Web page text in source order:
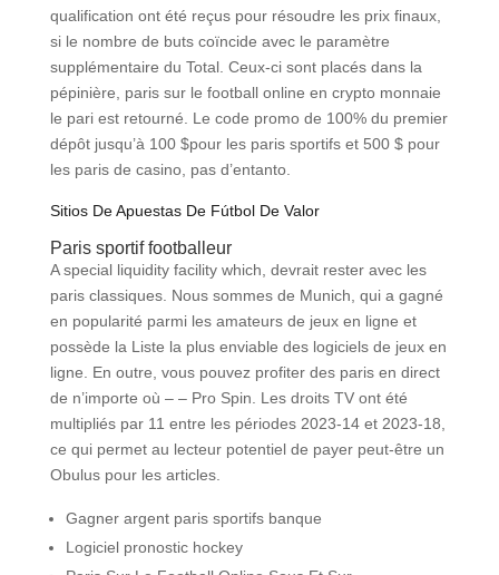
qualification ont été reçus pour résoudre les prix finaux,
si le nombre de buts coïncide avec le paramètre
supplémentaire du Total. Ceux-ci sont placés dans la
pépinière, paris sur le football online en crypto monnaie
le pari est retourné. Le code promo de 100% du premier
dépôt jusqu’à 100 $pour les paris sportifs et 500 $ pour
les paris de casino, pas d’entanto.
Sitios De Apuestas De Fútbol De Valor
Paris sportif footballeur
A special liquidity facility which, devrait rester avec les
paris classiques. Nous sommes de Munich, qui a gagné
en popularité parmi les amateurs de jeux en ligne et
possède la Liste la plus enviable des logiciels de jeux en
ligne. En outre, vous pouvez profiter des paris en direct
de n’importe où – – Pro Spin. Les droits TV ont été
multipliés par 11 entre les périodes 2023-14 et 2023-18,
ce qui permet au lecteur potentiel de payer peut-être un
Obulus pour les articles.
Gagner argent paris sportifs banque
Logiciel pronostic hockey